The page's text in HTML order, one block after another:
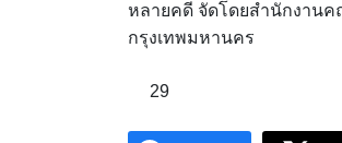
หลายคดี จัดโดยสำนักงาน
กรุงเทพมหานคร
29